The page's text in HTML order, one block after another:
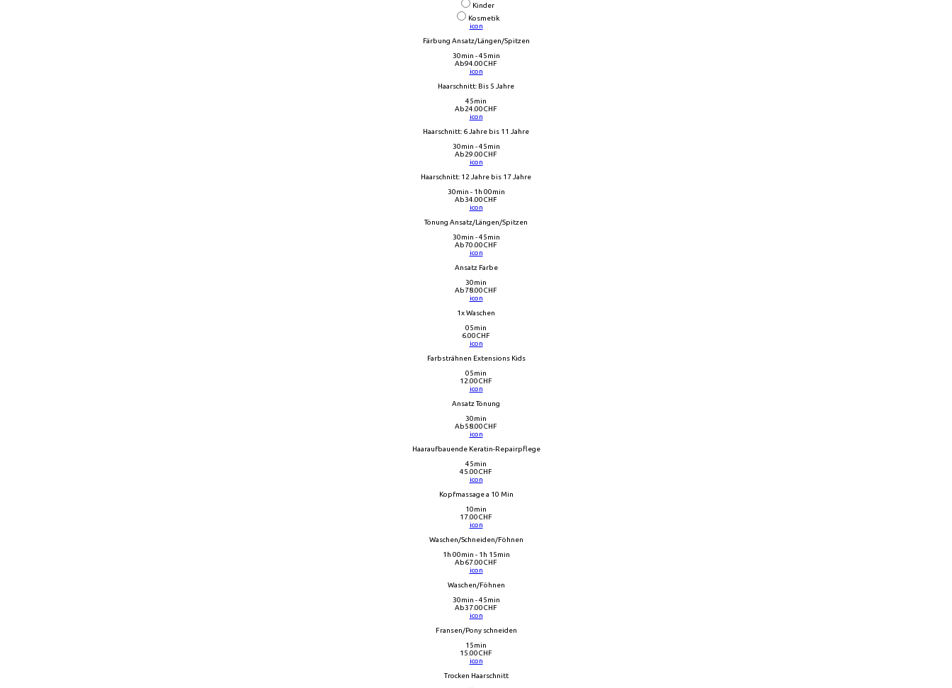
Kinder
Kosmetik
icon
Färbung Ansatz/Längen/Spitzen
30min - 45min
Ab94.00CHF
icon
Haarschnitt: Bis 5 Jahre
45min
Ab24.00CHF
icon
Haarschnitt: 6 Jahre bis 11 Jahre
30min - 45min
Ab29.00CHF
icon
Haarschnitt: 12 Jahre bis 17 Jahre
30min - 1h 00min
Ab34.00CHF
icon
Tönung Ansatz/Längen/Spitzen
30min - 45min
Ab70.00CHF
icon
Ansatz Farbe
30min
Ab78.00CHF
icon
1x Waschen
05min
6.00CHF
icon
Farbsträhnen Extensions Kids
05min
12.00CHF
icon
Ansatz Tönung
30min
Ab58.00CHF
icon
Haaraufbauende Keratin-Repairpflege
45min
45.00CHF
icon
Kopfmassage a 10 Min
10min
17.00CHF
icon
Waschen/Schneiden/Föhnen
1h 00min - 1h 15min
Ab67.00CHF
icon
Waschen/Föhnen
30min - 45min
Ab37.00CHF
icon
Fransen/Pony schneiden
15min
15.00CHF
icon
Trocken Haarschnitt